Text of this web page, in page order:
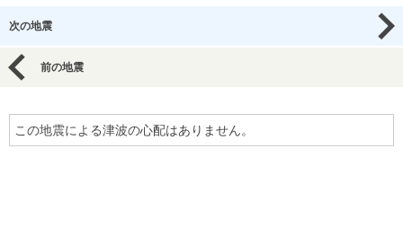
次の地震
前の地震
この地震による津波の心配はありません。